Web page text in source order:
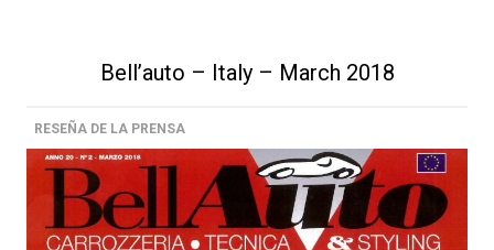
Bell’auto – Italy – March 2018
RESEÑA DE LA PRENSA